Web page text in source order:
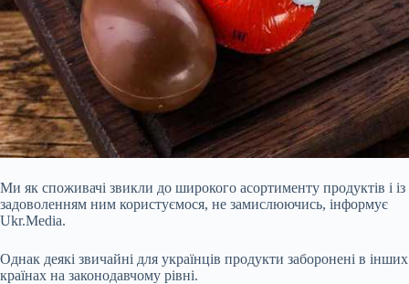
Ми як споживачі звикли до широкого асортименту продуктів і із
задоволенням ним користуємося, не замислюючись, інформує
Ukr.Media.
Однак деякі звичайні для українців продукти заборонені в інших
країнах на законодавчому рівні.